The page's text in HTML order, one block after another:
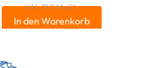
inkl. 19 % MwSt.
In den Warenkorb